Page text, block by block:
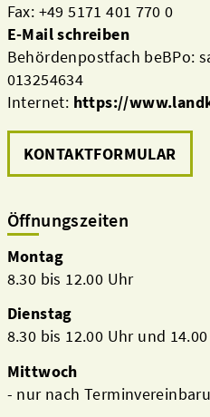
Fax: +49 5171 401 770 0
E-Mail schreiben
Behördenpostfach beBPo:
013254634
Internet: https://
KONTAKTFORMULAR
Öffnungszeiten
Montag
8.30 bis 12.00 Uhr
Dienstag
8.30 bis 12.00 Uhr und
Mittwoch
- nur nach